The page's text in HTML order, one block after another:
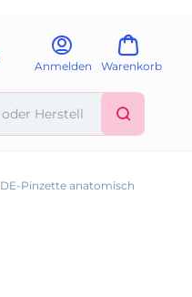
Anmelden Warenkorb
DE-Pinzette anatomisch